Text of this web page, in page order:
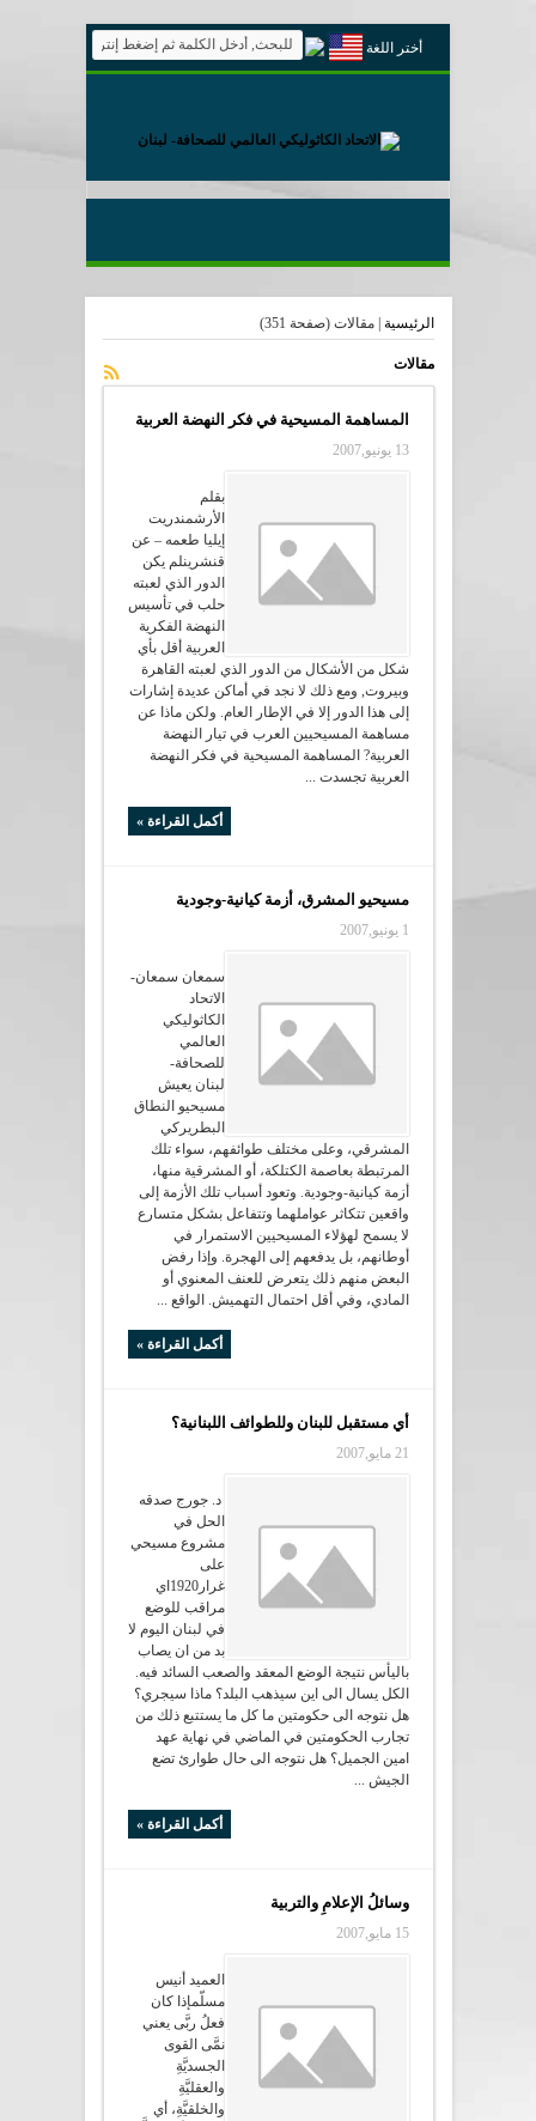
أختر اللغة
الرئيسية |مقالات (صفحة 351)
مقالات
المساهمة المسيحية في فكر النهضة العربية
13 يونيو,2007
بقلم
الأرشمندريت
إيليا طعمه – عن
قنشرينلم يكن
الدور الذي لعبته
حلب في تأسيس
النهضة الفكرية
العربية أقل بأي
شكل من الأشكال من الدور الذي لعبته القاهرة
وبيروت, ومع ذلك لا نجد في أماكن عديدة إشارات
إلى هذا الدور إلا في الإطار العام. ولكن ماذا عن
مساهمة المسيحيين العرب في تيار النهضة
العربية? المساهمة المسيحية في فكر النهضة
العربية‏ تجسدت ...
أكمل القراءة »
مسيحيو المشرق، أزمة كيانية-وجودية
1 يونيو,2007
سمعان سمعان-
الاتحاد
الكاثوليكي
العالمي
للصحافة-
لبنان يعيش
مسيحيو النطاق
البطريركي
المشرقي، وعلى مختلف طوائفهم، سواء تلك
المرتبطة بعاصمة الكتلكة، أو المشرقية منها،
أزمة كيانية-وجودية. وتعود أسباب تلك الأزمة إلى
واقعين تتكاثر عواملهما وتتفاعل بشكل متسارع
لا يسمح لهؤلاء المسيحيين الاستمرار في
أوطانهم، بل يدفعهم إلى الهجرة. وإذا رفض
البعض منهم ذلك يتعرض للعنف المعنوي أو
المادي، وفي أقل احتمال التهميش. الواقع ...
أكمل القراءة »
أي مستقبل للبنان وللطوائف اللبنانية؟
21 مايو,2007
د. جورج صدقه
الحل في
مشروع مسيحي
على
غرار1920اي
مراقب للوضع
في لبنان اليوم لا
بد من ان يصاب
باليأس نتيجة الوضع المعقد والصعب السائد فيه.
الكل يسال الى اين سيذهب البلد؟ ماذا سيجري؟
هل نتوجه الى حكومتين ما كل ما يستتبع ذلك من
تجارب الحكومتين في الماضي في نهاية عهد
امين الجميل؟ هل نتوجه الى حال طوارئ تضع
الجيش ...
أكمل القراءة »
وسائلُ الإعلامِ والتربية
15 مايو,2007
العميد أنيس
مسلّمإذا كان
فعلُ ربَّى يعني
نمَّى القوى
الجسديَّةِ
والعقليَّةِ
والخلقيَّةِ، أي